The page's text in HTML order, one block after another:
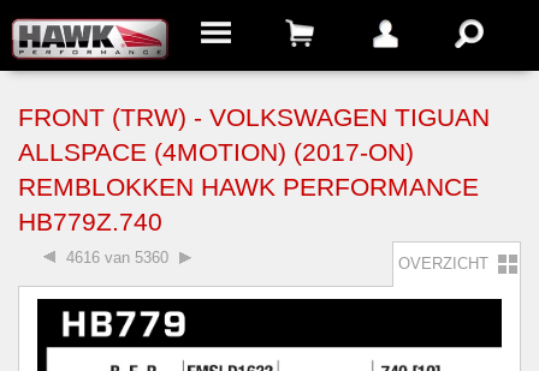
FRONT (TRW) - VOLKSWAGEN TIGUAN
ALLSPACE (4MOTION) (2017-ON)
REMBLOKKEN HAWK PERFORMANCE
HB779Z.740
4616 van 5360 OVERZICHT